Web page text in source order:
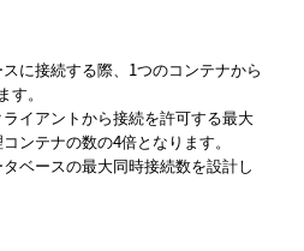
に接続する際、1つのコンテナから
。
イアントから接続を許可する最大
ンテナの数の4倍となります。
ベースの最大同時接続数を設計し